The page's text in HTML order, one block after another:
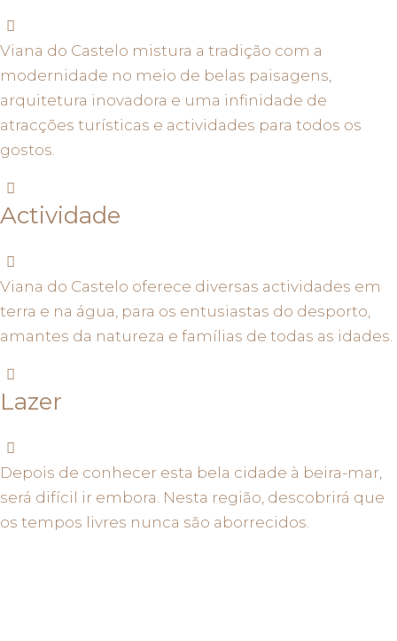
Viana do Castelo mistura a tradição com a
modernidade no meio de belas paisagens,
arquitetura inovadora e uma infinidade de
atracções turísticas e actividades para todos os
gostos.
Actividade
Viana do Castelo oferece diversas actividades em
terra e na água, para os entusiastas do desporto,
amantes da natureza e famílias de todas as idades.
Lazer
Depois de conhecer esta bela cidade à beira-mar,
será difícil ir embora. Nesta região, descobrirá que
os tempos livres nunca são aborrecidos.